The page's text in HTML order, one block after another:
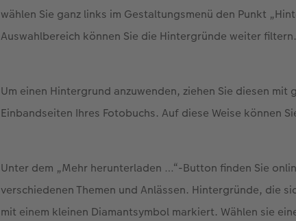
wählen Sie ganz links im Gestaltungsmenü den Punkt
Auswahlbereich können Sie die Hintergründe weiter
Um einen Hintergrund anzuwenden, ziehen Sie diesen
Einbandseiten Ihres Fotobuchs. Auf diese Weise können
Unter dem „Mehr herunterladen …“-Button finden Sie
verschiedenen Themen und Anlässen. Hintergründe, die
mit einem kleinen Diamantsymbol markiert. Wählen sie